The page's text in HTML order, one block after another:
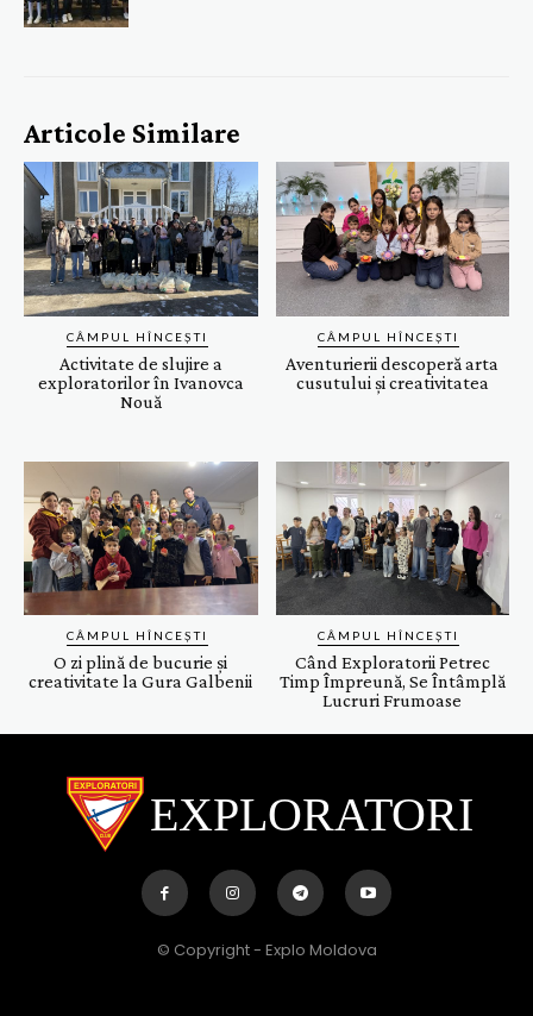
Articole Similare
CÂMPUL HÎNCEȘTI
Activitate de slujire a
exploratorilor în Ivanovca
Nouă
CÂMPUL HÎNCEȘTI
Aventurierii descoperă arta
cusutului și creativitatea
CÂMPUL HÎNCEȘTI
O zi plină de bucurie și
creativitate la Gura Galbenii
CÂMPUL HÎNCEȘTI
Când Exploratorii Petrec
Timp Împreună, Se Întâmplă
Lucruri Frumoase
EXPLORATORI
© Copyright - Explo Moldova